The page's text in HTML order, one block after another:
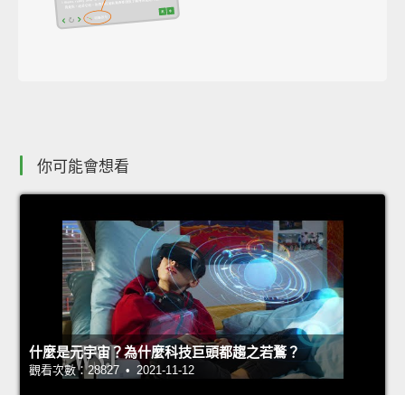
你可能會想看
什麼是元宇宙？為什麼科技巨頭都趨之若鶩？
觀看次數：28827 • 2021-11-12